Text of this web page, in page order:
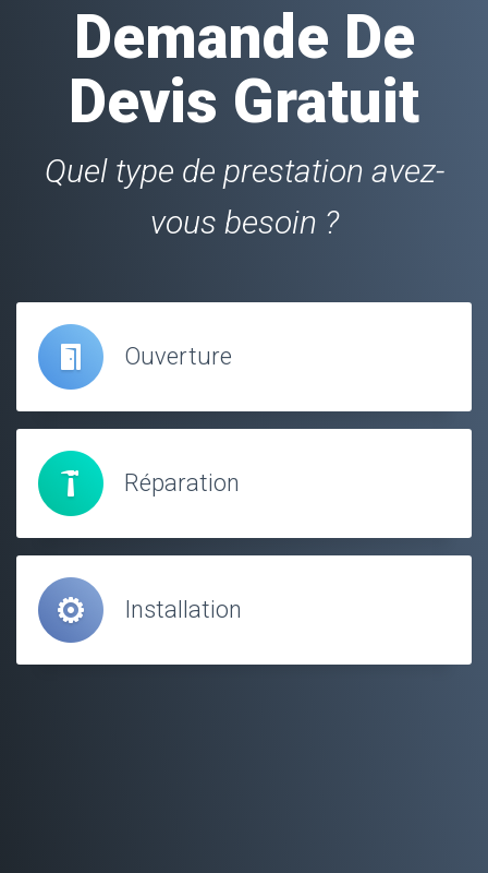
Demande De
Devis Gratuit
Quel type de prestation avez-
vous besoin ?
Ouverture
Réparation
Installation